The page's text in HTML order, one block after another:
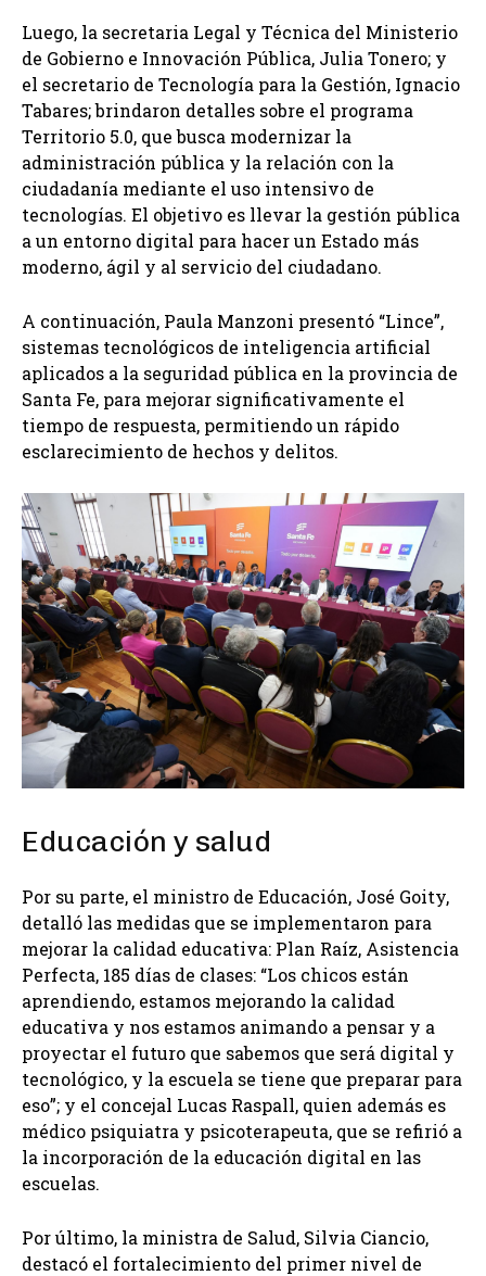
Luego, la secretaria Legal y Técnica del Ministerio
de Gobierno e Innovación Pública, Julia Tonero; y
el secretario de Tecnología para la Gestión, Ignacio
Tabares; brindaron detalles sobre el programa
Territorio 5.0, que busca modernizar la
administración pública y la relación con la
ciudadanía mediante el uso intensivo de
tecnologías. El objetivo es llevar la gestión pública
a un entorno digital para hacer un Estado más
moderno, ágil y al servicio del ciudadano.
A continuación, Paula Manzoni presentó “Lince”,
sistemas tecnológicos de inteligencia artificial
aplicados a la seguridad pública en la provincia de
Santa Fe, para mejorar significativamente el
tiempo de respuesta, permitiendo un rápido
esclarecimiento de hechos y delitos.
Educación y salud
Por su parte, el ministro de Educación, José Goity,
detalló las medidas que se implementaron para
mejorar la calidad educativa: Plan Raíz, Asistencia
Perfecta, 185 días de clases: “Los chicos están
aprendiendo, estamos mejorando la calidad
educativa y nos estamos animando a pensar y a
proyectar el futuro que sabemos que será digital y
tecnológico, y la escuela se tiene que preparar para
eso”; y el concejal Lucas Raspall, quien además es
médico psiquiatra y psicoterapeuta, que se refirió a
la incorporación de la educación digital en las
escuelas.
Por último, la ministra de Salud, Silvia Ciancio,
destacó el fortalecimiento del primer nivel de